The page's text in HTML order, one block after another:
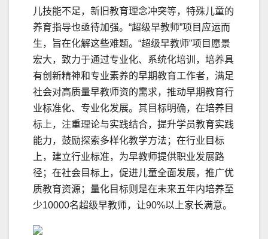
儿技能不足，新旧教育理念冲突等，特殊儿童的
养育指导也亟待加强。“超级早教师”项目应运而
生，旨在化解这些难题。“超级早教师”项目愿景
宏大，致力于通过专业化、系统化培训，培养具
有创新精神和专业素养的早期教育工作者，满足
社会对高质量早教师资的需求，推动早期教育行
业标准化、专业化发展。其目标明确，在培养目
标上，注重理论与实践结合，提升学员教育实践
能力，鼓励探索多样化教学方法；在行业目标
上，建立行业标准，为早教师提供职业发展路
径；在社会目标上，促进儿童全面发展，推广优
质教育资源；量化目标则是在未来五年内培养至
少10000名超级早教师，让90%以上家长满意。